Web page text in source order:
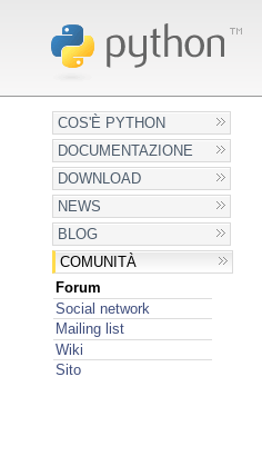
COS'È PYTHON
DOCUMENTAZIONE
DOWNLOAD
NEWS
BLOG
COMUNITÀ
Forum
Social network
Mailing list
Wiki
Sito